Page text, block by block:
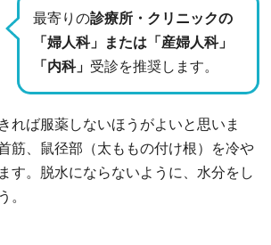
最寄りの診療所・クリニックの
「婦人科」または「産婦人科」
「内科」 受診を推奨します。
れば服薬しないほうがよいと思いま
筋、鼠径部（太ももの付け根）を冷や
す。脱水にならないように、水分をし
。